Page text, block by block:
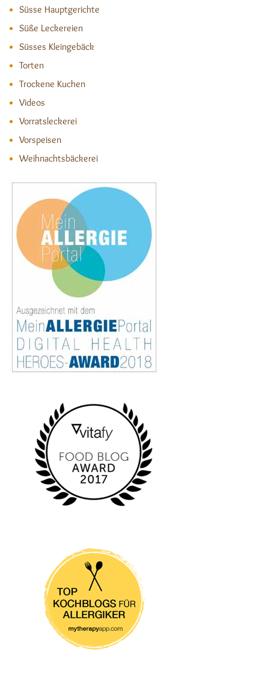
Süsse Hauptgerichte
Süße Leckereien
Süsses Kleingebäck
Torten
Trockene Kuchen
Videos
Vorratsleckerei
Vorspeisen
Weihnachtsbäckerei